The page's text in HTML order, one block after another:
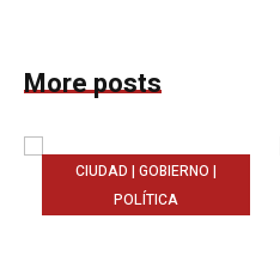
More posts
CIUDAD | GOBIERNO |
POLÍTICA